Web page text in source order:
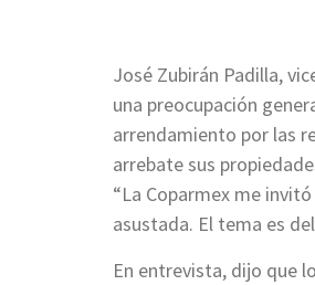
José Zubirán Padilla,
una preocupación
arrendamiento por las
arrebate sus
“La Coparmex me
asustada. El tema es
En entrevista, dijo que